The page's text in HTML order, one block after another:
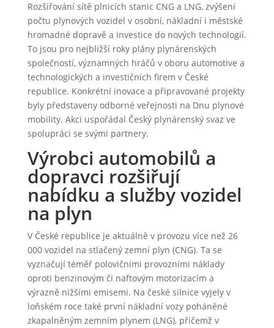
Rozšiřování sítě plnicích stanic CNG a LNG, zvýšení
počtu plynových vozidel v osobní, nákladní i městské
hromadné dopravě a investice do nových technologií.
To jsou pro nejbližší roky plány plynárenských
společností, významných hráčů v oboru automotive a
technologických a investičních firem v České
republice. Konkrétní inovace a připravované projekty
byly představeny odborné veřejnosti na Dnu plynové
mobility. Akci uspořádal Český plynárenský svaz ve
spolupráci se svými partnery.
Výrobci automobilů a
dopravci rozšiřují
nabídku a služby vozidel
na plyn
V České republice je aktuálně v provozu více než 26
000 vozidel na stlačený zemní plyn (CNG). Ta se
vyznačují téměř polovičními provozními náklady
oproti benzinovým či naftovým motorizacím a
výrazně nižšími emisemi. Na české silnice vyjely v
loňském roce také první nákladní vozy poháněné
zkapalněným zemním plynem (LNG), přičemž v